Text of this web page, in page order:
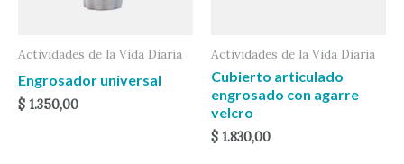
Actividades de la Vida Diaria
Engrosador universal
$ 1.350,00
Actividades de la Vida Diaria
Cubierto articulado
engrosado con agarre
velcro
$ 1.830,00